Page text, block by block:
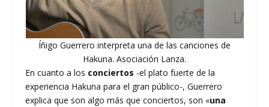
Íñigo Guerrero interpreta una de las canciones de
Hakuna. Asociación Lanza.
En cuanto a los conciertos -el plato fuerte de la
experiencia Hakuna para el gran público-, Guerrero
explica que son algo más que conciertos, son «una